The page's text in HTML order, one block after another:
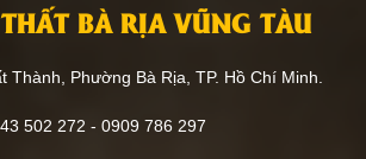
BÀ RỊA VŨNG TÀU
Thành, Phường Bà Rịa, TP. Hồ Chí Minh.
502 272 - 0909 786 297